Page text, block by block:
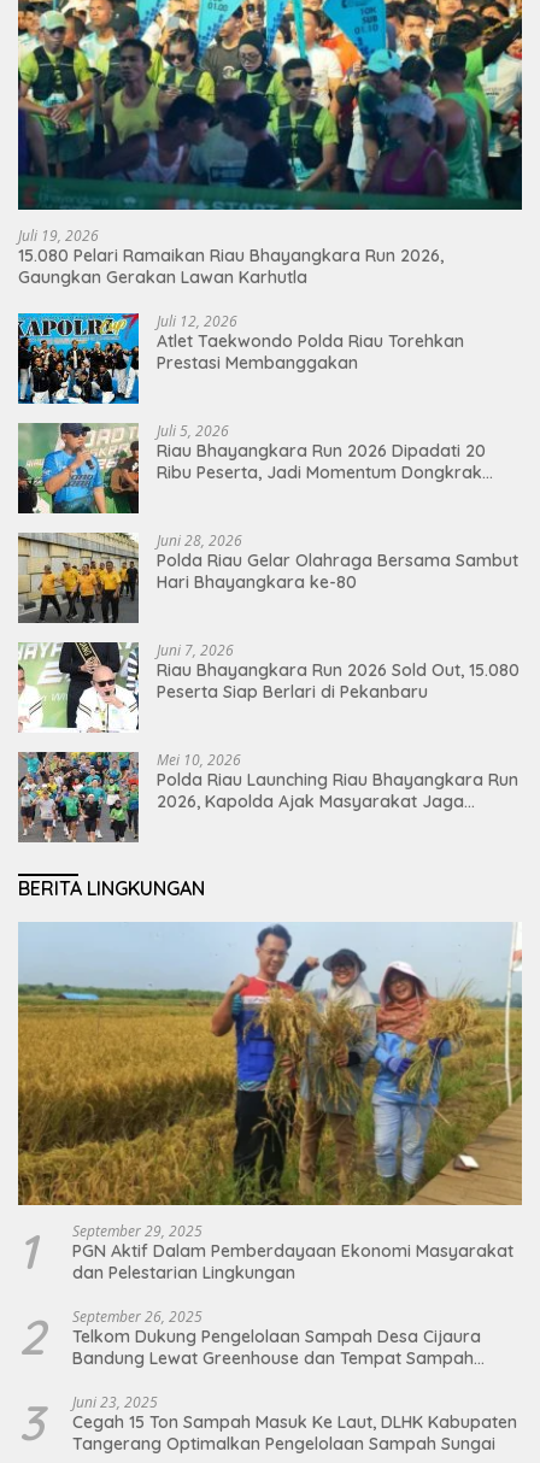
Juli 19, 2026
15.080 Pelari Ramaikan Riau Bhayangkara Run 2026,
Gaungkan Gerakan Lawan Karhutla
Juli 12, 2026
Atlet Taekwondo Polda Riau Torehkan
Prestasi Membanggakan
Juli 5, 2026
Riau Bhayangkara Run 2026 Dipadati 20
Ribu Peserta, Jadi Momentum Dongkrak
Juni 28, 2026
Polda Riau Gelar Olahraga Bersama Sambut
Hari Bhayangkara ke-80
Juni 7, 2026
Riau Bhayangkara Run 2026 Sold Out, 15.080
Peserta Siap Berlari di Pekanbaru
Mei 10, 2026
Polda Riau Launching Riau Bhayangkara Run
2026, Kapolda Ajak Masyarakat Jaga
BERITA LINGKUNGAN
1 September 29, 2025
PGN Aktif Dalam Pemberdayaan Ekonomi Masyarakat
dan Pelestarian Lingkungan
2 September 26, 2025
Telkom Dukung Pengelolaan Sampah Desa Cijaura
Bandung Lewat Greenhouse dan Tempat Sampah
3 Juni 23, 2025
Cegah 15 Ton Sampah Masuk Ke Laut, DLHK Kabupaten
Tangerang Optimalkan Pengelolaan Sampah Sungai